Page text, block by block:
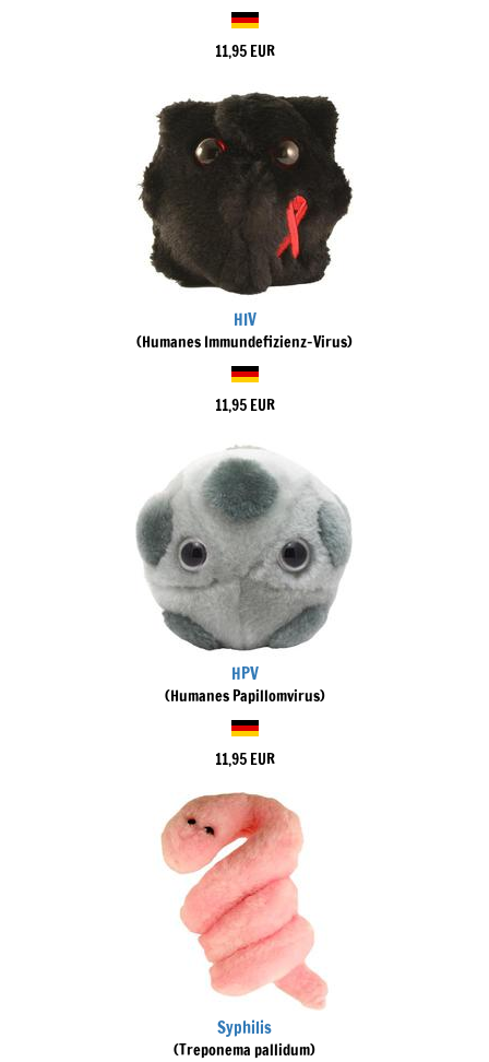
11,95 EUR
HIV
(Humanes Immundefizienz-Virus)
11,95 EUR
HPV
(Humanes Papillomvirus)
11,95 EUR
Syphilis
(Treponema pallidum)